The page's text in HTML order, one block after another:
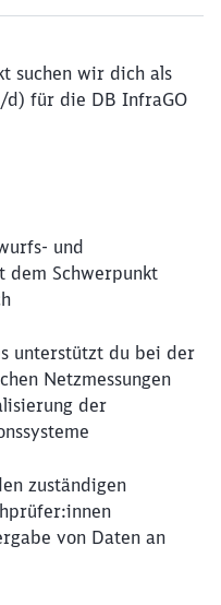
suchen wir dich als
d) für die DB InfraGO
und
dem Schwerpunkt
unterstützt du bei der
Netzmessungen
der
zuständigen
von Daten an